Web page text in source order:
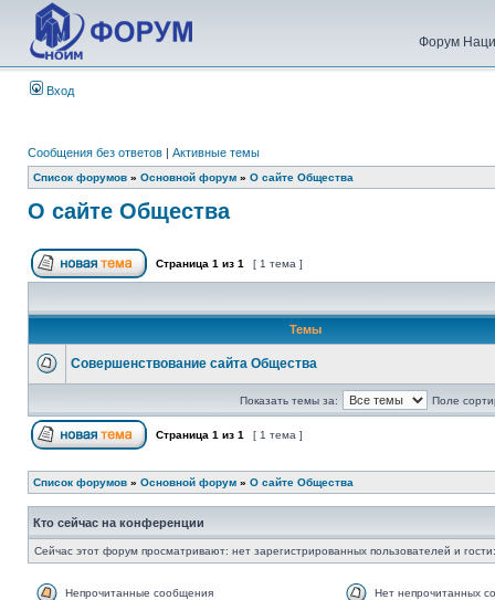
Форум
Вход
Сообщения без ответов | Активные темы
Список форумов » Основной форум » О сайте Общества
О сайте Общества
Страница 1 из 1 [ 1 тема ]
Темы
Совершенствование сайта Общества
Показать темы за: Поле
Страница 1 из 1 [ 1 тема ]
Список форумов » Основной форум » О сайте Общества
Кто сейчас на конференции
Сейчас этот форум просматривают: нет зарегистрированных пользователей и
Непрочитанные сообщения Нет непрочитанных